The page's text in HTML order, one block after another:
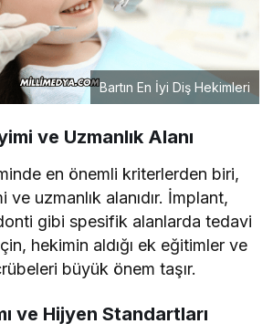
Bartın En İyi Diş Hekimleri
ve Uzmanlık Alanı
en önemli kriterlerden biri,
uzmanlık alanıdır. İmplant,
gibi spesifik alanlarda tedavi
hekimin aldığı ek eğitimler ve
büyük önem taşır.
ve Hijyen Standartları